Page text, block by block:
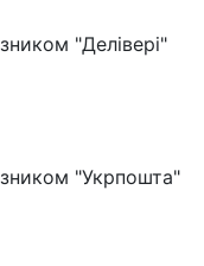
"Делівері"
"Укрпошта"